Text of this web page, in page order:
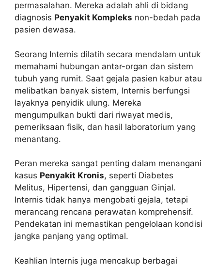
permasalahan. Mereka adalah ahli di bidang
diagnosis Penyakit Kompleks non-bedah pada
pasien dewasa.
Seorang Internis dilatih secara mendalam untuk
memahami hubungan antar-organ dan sistem
tubuh yang rumit. Saat gejala pasien kabur atau
melibatkan banyak sistem, Internis berfungsi
layaknya penyidik ulung. Mereka
mengumpulkan bukti dari riwayat medis,
pemeriksaan fisik, dan hasil laboratorium yang
menantang.
Peran mereka sangat penting dalam menangani
kasus Penyakit Kronis, seperti Diabetes
Melitus, Hipertensi, dan gangguan Ginjal.
Internis tidak hanya mengobati gejala, tetapi
merancang rencana perawatan komprehensif.
Pendekatan ini memastikan pengelolaan kondisi
jangka panjang yang optimal.
Keahlian Internis juga mencakup berbagai